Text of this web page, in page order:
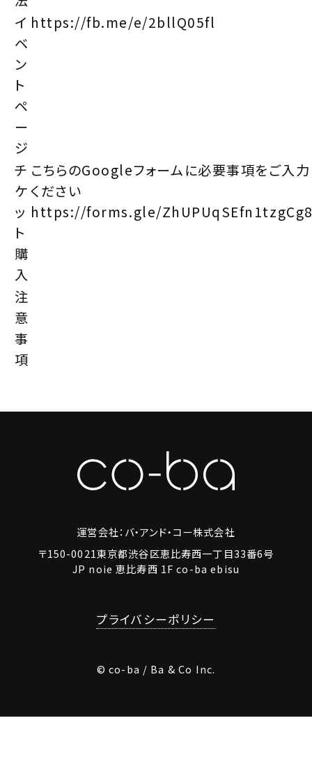
イ
ベ
ン
ト
ペ
ー
ジ
https://fb.me/e/2bllQ05fl
チ
ケ
ッ
ト
購
入
こちらのGoogleフォームに必要事項をご入力
ください
https://forms.gle/
注
意
事
項
運営会社：バ・アンド・コー株式会社
〒150-0021東京都渋谷区恵比寿西一丁目33番6号
JP noie 恵比寿西 1F co-ba ebisu
プライバシーポリシー
© co-ba / Ba & Co Inc.